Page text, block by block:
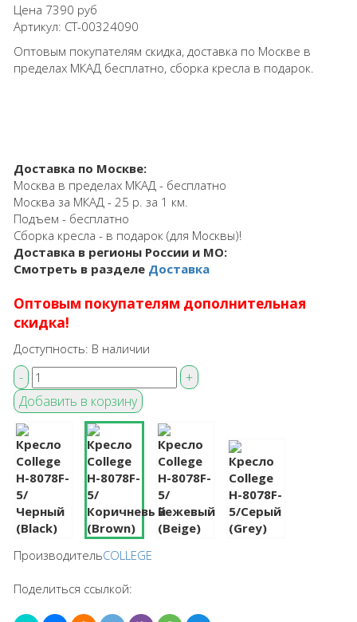
Цена 7390 руб
Артикул: СТ-00324090
Оптовым покупателям скидка, доставка по Москве в
пределах МКАД бесплатно, сборка кресла в подарок.
Доставка по Москве:
Москва в пределах МКАД - бесплатно
Москва за МКАД - 25 р. за 1 км.
Подъем - бесплатно
Сборка кресла - в подарок (для Москвы)!
Доставка в регионы России и МО:
Смотреть в разделе Доставка
Оптовым покупателям дополнительная
скидка!
Доступность: В наличии
ПроизводительCOLLEGE
Поделиться ссылкой: